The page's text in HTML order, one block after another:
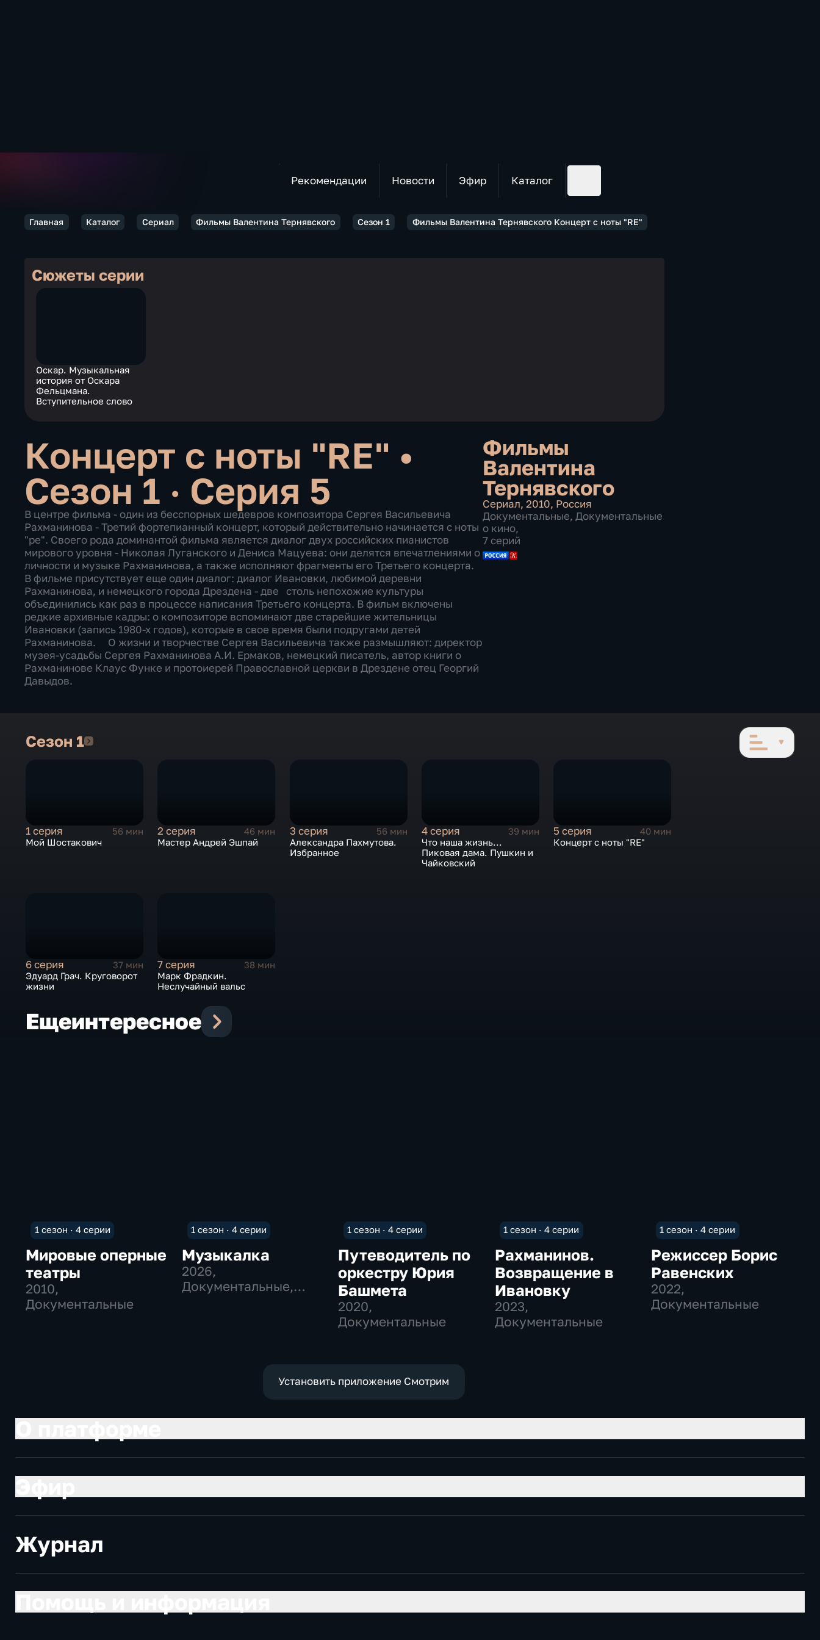
Рекомендации Новости Эфир Каталог
Главная Каталог Сериал Фильмы Валентина Тернявского Сезон 1 Фильмы Валентина Тернявского Концерт с ноты "RE"
Сюжеты серии
Оскар. Музыкальная
история от Оскара
Фельцмана.
Вступительное слово
Концерт с ноты "RE" •
Сезон 1 · Серия 5
В центре фильма - один из бесспорных шедевров композитора Сергея Васильевича
Рахманинова - Третий фортепианный концерт, который действительно начинается с ноты
"ре". Своего рода доминантой фильма является диалог двух российских пианистов
мирового уровня - Николая Луганского и Дениса Мацуева: они делятся впечатлениями о
личности и музыке Рахманинова, а также исполняют фрагменты его Третьего концерта.
В фильме присутствует еще один диалог: диалог Ивановки, любимой деревни
Рахманинова, и немецкого города Дрездена - две столь непохожие культуры
объединились как раз в процессе написания Третьего концерта. В фильм включены
редкие архивные кадры: о композиторе вспоминают две старейшие жительницы
Ивановки (запись 1980-х годов), которые в свое время были подругами детей
Рахманинова. О жизни и творчестве Сергея Васильевича также размышляют: директор
музея-усадьбы Сергея Рахманинова А.И. Ермаков, немецкий писатель, автор книги о
Рахманинове Клаус Функе и протоиерей Православной церкви в Дрездене отец Георгий
Давыдов.
Фильмы
Валентина
Тернявского
Сериал, 2010, Россия
Документальные, Документальные
о кино,
7 серий
Сезон 1Сезон 1
1 серия
56 мин
Мой Шостакович
2 серия
46 мин
Мастер Андрей Эшпай
3 серия
56 мин
Александра Пахмутова.
Избранное
4 серия
39 мин
Что наша жизнь...
Пиковая дама. Пушкин и
Чайковский
5 серия
40 мин
Концерт с ноты "RE"
6 серия
37 мин
Эдуард Грач. Круговорот
жизни
7 серия
38 мин
Марк Фрадкин.
Неслучайный вальс
Ещеинтересное
1 сезон · 4 серии
Мировые оперные
театры
2010,
Документальные
1 сезон · 4 серии
Музыкалка
2026,
Документальные,
1 сезон · 4 серии
Путеводитель по
оркестру Юрия
Башмета
2020,
Документальные
1 сезон · 4 серии
Рахманинов.
Возвращение в
Ивановку
2023,
Документальные
1 сезон · 4 серии
Режиссер Борис
Равенских
2022,
Документальные
Установить приложение Смотрим
Журнал